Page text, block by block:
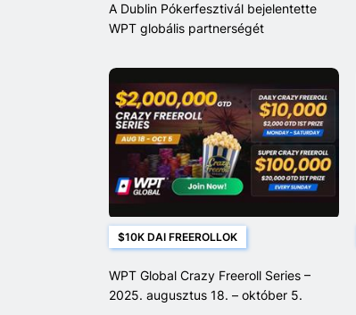
A Dublin Pókerfesztivál bejelentette
WPT globális partnerségét
$10K DAI FREEROLLOK
WPT Global Crazy Freeroll Series –
2025. augusztus 18. – október 5.